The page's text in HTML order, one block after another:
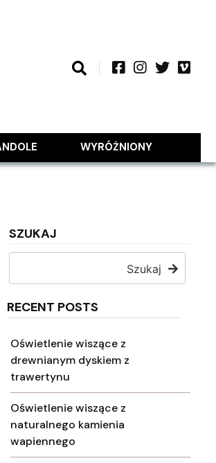
WYRÓŻNIONY
SZUKAJ
Szukaj
RECENT POSTS
Oświetlenie wiszące z
drewnianym dyskiem z
trawertynu
Oświetlenie wiszące z
naturalnego kamienia
wapiennego